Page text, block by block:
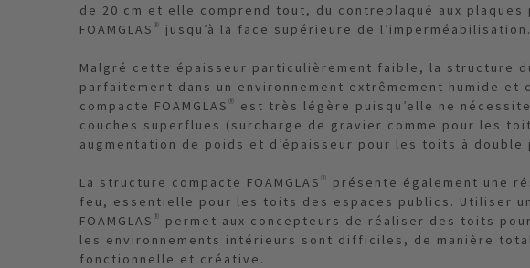
de 20 cm et elle comprend tout, du contreplaqué aux plaques
FOAMGLAS® jusqu’à la face supérieure de l’imperméabilisation.
Malgré cette épaisseur particulièrement faible, la structure
parfaitement dans un environnement extrêmement humide et
compacte FOAMGLAS® est très légère puisqu’elle ne
couches superflues (surcharge de gravier comme pour les
augmentation de poids et d’épaisseur pour les toits à double
La structure compacte FOAMGLAS® présente également une
feu, essentielle pour les toits des espaces publics. Utiliser
FOAMGLAS® permet aux concepteurs de réaliser des toits
les environnements intérieurs sont difficiles, de manière
fonctionnelle et créative.